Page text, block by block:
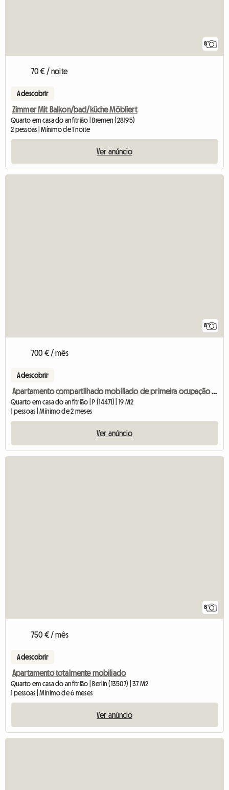
8
70 € / noite
A descobrir
Zimmer Mit Balkon/bad/küche Möbliert
Quarto em casa do anfitrião | Bremen (28195)
2 pessoas | Mínimo de 1 noite
Ver anúncio
8
700 € / mês
A descobrir
Apartamento compartilhado mobiliado de primeira ocupação em vila da cidade com jardim perto da universidade e S
Quarto em casa do anfitrião | P (14471) | 19 M2
1 pessoas | Mínimo de 2 meses
Ver anúncio
8
750 € / mês
A descobrir
Apartamento totalmente mobiliado
Quarto em casa do anfitrião | Berlin (13507) | 37 M2
1 pessoas | Mínimo de 6 meses
Ver anúncio